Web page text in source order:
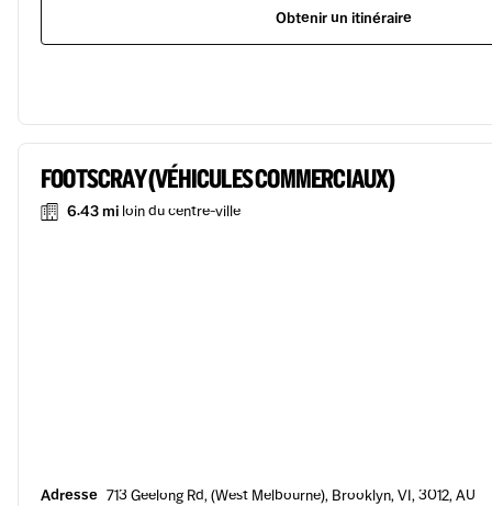
Obtenir un itinéraire
FOOTSCRAY (VÉHICULES COMMERCIAUX)
6.43 mi loin du centre-ville
Adresse 713 Geelong Rd, (West Melbourne), Brooklyn, VI, 3012, AU